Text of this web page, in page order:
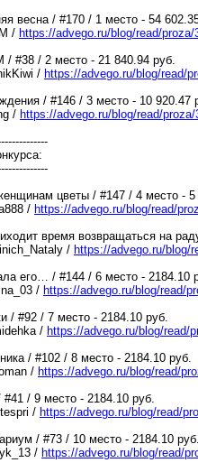
весна / #170 / 1 место - 54
/ https://advego.ru/blog/read/proza/
/ #38 / 2 место - 21 840.94 руб.
/ https://advego.ru/blog/read/
/ #146 / 3 место - 10 920.47
/ https://advego.ru/blog/read/proza/
цветы / #147 / 4 место - 5
/ https://advego.ru/blog/read/
время возвращаться на
/ https://advego.ru/blog/
его… / #144 / 6 место - 2184.10
/ https://advego.ru/blog/read/
/ #92 / 7 место - 2184.10 руб.
/ https://advego.ru/blog/read/
/ #102 / 8 место - 2184.10 руб.
/ https://advego.ru/blog/read/
/ 9 место - 2184.10 руб.
/ https://advego.ru/blog/read/
/ #73 / 10 место - 2184.10 руб.
/ https://advego.ru/blog/read/